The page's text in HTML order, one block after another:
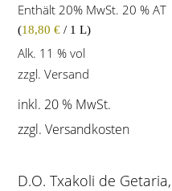
Enthält 20% MwSt. 20 % AT
(18,80€ / 1 L)
Alk. 11 % vol
zzgl.Versand
inkl. 20 % MwSt.
zzgl.Versandkosten
D.O. Txakoli de